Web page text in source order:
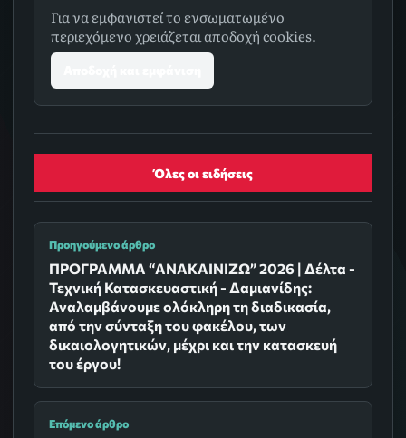
Για να εμφανιστεί το ενσωματωμένο
περιεχόμενο χρειάζεται αποδοχή cookies.
Όλες οι ειδήσεις
Προηγούμενο άρθρο
ΠΡΟΓΡΑΜΜΑ “ΑΝΑΚΑΙΝΙΖΩ” 2026 | Δέλτα -
Τεχνική Κατασκευαστική - Δαμιανίδης:
Αναλαμβάνουμε ολόκληρη τη διαδικασία,
από την σύνταξη του φακέλου, των
δικαιολογητικών, μέχρι και την κατασκευή
του έργου!
Επόμενο άρθρο